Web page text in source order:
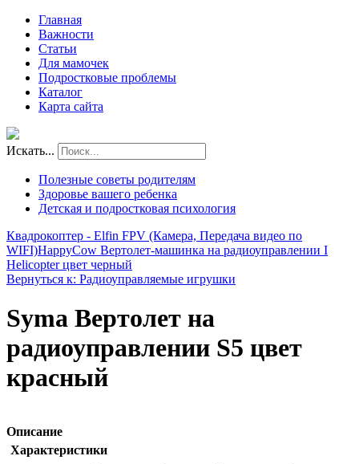
Главная
Важности
Статьи
Для мамочек
Подростковые проблемы
Каталог
Карта сайта
Искать...
Полезные советы родителям
Здоровье вашего ребенка
Детская и подростковая психология
Квадрокоптер - Elfin FPV (Камера, Передача видео по
WIFI)HappyCow Вертолет-машинка на радиоуправлении I
Helicopter цвет черный
Вернуться к: Радиоуправляемые игрушки
Syma Вертолет на
радиоуправлении S5 цвет
красный
Описание
Характеристики